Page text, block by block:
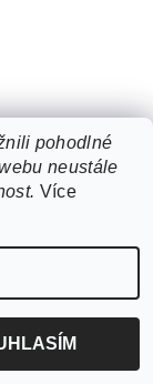
pohodlné
neustále
Více